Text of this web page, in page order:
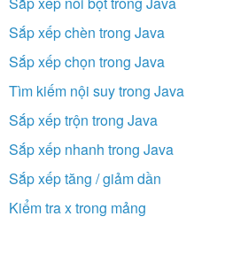
Sắp xếp chèn trong Java
Sắp xếp chọn trong Java
Tìm kiếm nội suy trong Java
Sắp xếp trộn trong Java
Sắp xếp nhanh trong Java
Sắp xếp tăng / giảm dần
Kiểm tra x trong mảng